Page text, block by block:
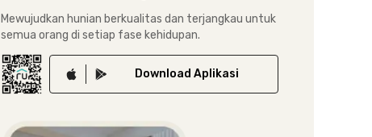
Mewujudkan hunian berkualitas dan terjangkau untuk
semua orang di setiap fase kehidupan.
Download Aplikasi